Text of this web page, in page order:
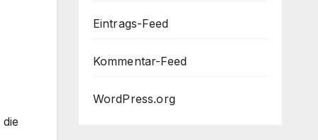
Eintrags-Feed
Kommentar-Feed
WordPress.org